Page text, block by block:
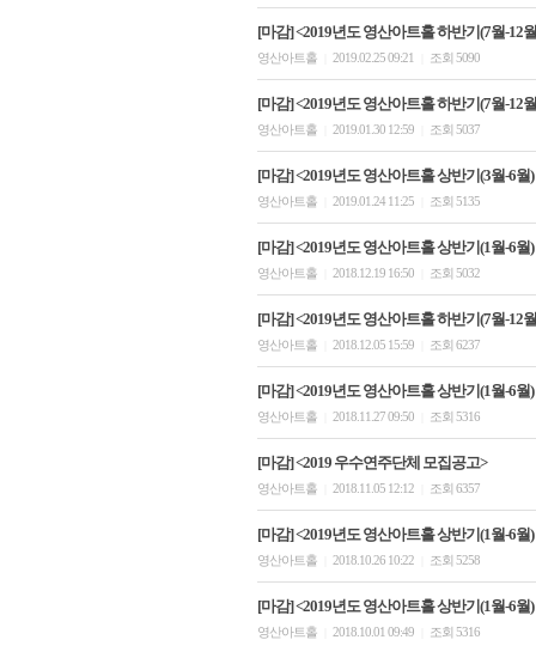
[마감] <2019년도 영산아트홀 하반기(7월-12
영산아트홀 2019.02.25 09:21 조회 5090
[마감] <2019년도 영산아트홀 하반기(7월-12
영산아트홀 2019.01.30 12:59 조회 5037
[마감] <2019년도 영산아트홀 상반기(3월-6월
영산아트홀 2019.01.24 11:25 조회 5135
[마감] <2019년도 영산아트홀 상반기(1월-6월
영산아트홀 2018.12.19 16:50 조회 5032
[마감] <2019년도 영산아트홀 하반기(7월-12
영산아트홀 2018.12.05 15:59 조회 6237
[마감] <2019년도 영산아트홀 상반기(1월-6월
영산아트홀 2018.11.27 09:50 조회 5316
[마감] <2019 우수연주단체 모집공고>
영산아트홀 2018.11.05 12:12 조회 6357
[마감] <2019년도 영산아트홀 상반기(1월-6월
영산아트홀 2018.10.26 10:22 조회 5258
[마감] <2019년도 영산아트홀 상반기(1월-6월
영산아트홀 2018.10.01 09:49 조회 5316